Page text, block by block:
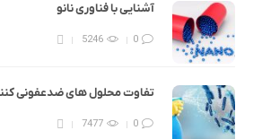
آشنایی با فناوری نانو
0
5246
تفاوت محلول های ضدعفونی
0
7477